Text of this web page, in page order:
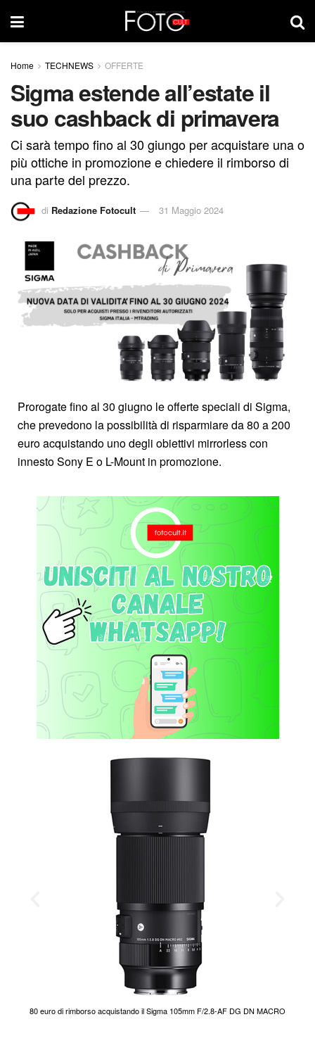
Home TECHNEWS OFFERTE
Sigma estende all’estate il
suo cashback di primavera
Ci sarà tempo fino al 30 giungo per acquistare una o
più ottiche in promozione e chiedere il rimborso di
una parte del prezzo.
di Redazione Fotocult 31 Maggio 2024
Prorogate fino al 30 giugno le offerte speciali di Sigma,
che prevedono la possibilità di risparmiare da 80 a 200
euro acquistando uno degli obiettivi mirrorless con
innesto Sony E o L-Mount in promozione.
80 euro di rimborso acquistando il Sigma 105mm F/2.8-AF DG DN MACRO